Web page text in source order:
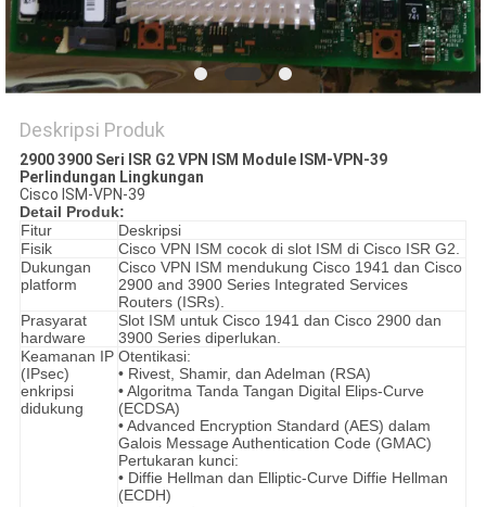
Deskripsi Produk
2900 3900 Seri ISR ​​G2 VPN ISM Module ISM-VPN-39
Perlindungan Lingkungan
Cisco ISM-VPN-39
Detail Produk:
Fitur
Deskripsi
Fisik
Cisco VPN ISM cocok di slot ISM di Cisco ISR G2.
Dukungan
platform
Cisco VPN ISM mendukung Cisco 1941 dan Cisco
2900 and 3900 Series Integrated Services
Routers (ISRs).
Prasyarat
hardware
Slot ISM untuk Cisco 1941 dan Cisco 2900 dan
3900 Series diperlukan.
Keamanan IP
(IPsec)
enkripsi
didukung
Otentikasi:
• Rivest, Shamir, dan Adelman (RSA)
• Algoritma Tanda Tangan Digital Elips-Curve
(ECDSA)
• Advanced Encryption Standard (AES) dalam
Galois Message Authentication Code (GMAC)
Pertukaran kunci:
• Diffie Hellman dan Elliptic-Curve Diffie Hellman
(ECDH)